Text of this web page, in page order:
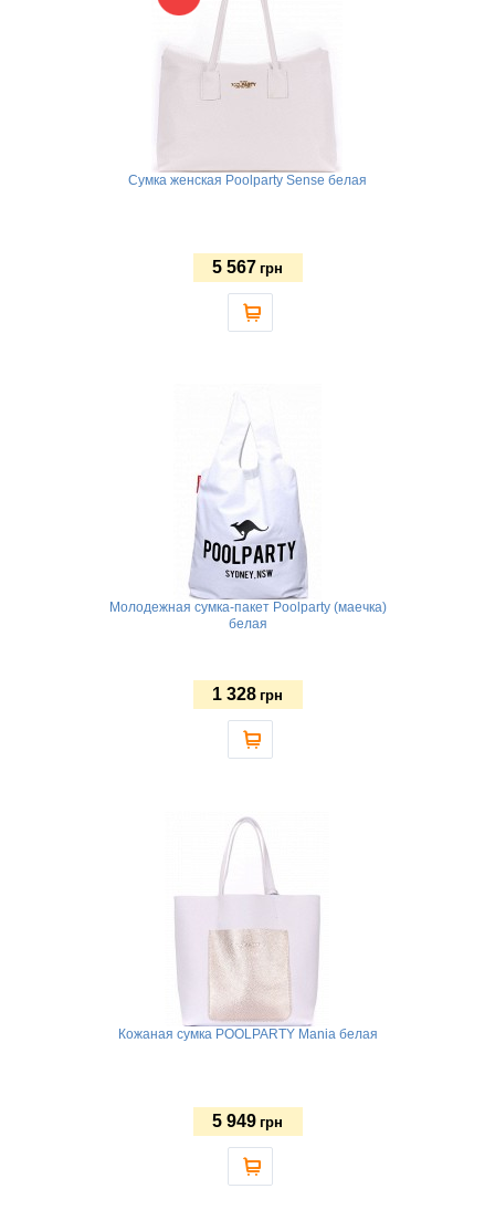
Сумка женская Poolparty Sense белая
5 567 грн
Молодежная сумка-пакет Poolparty (маечка)
белая
1 328 грн
Кожаная сумка POOLPARTY Mania белая
5 949 грн